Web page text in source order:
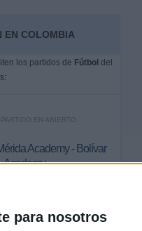
para nosotros
EN COLOMBIA
los partidos de Fútbol del
EN ABIERTO
Academy - Bolívar
Academy
Libertadores Sub-20 por
Amazon Prime Video, DGO,